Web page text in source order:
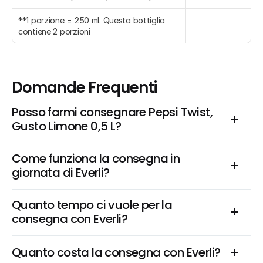
**1 porzione = 250 ml. Questa bottiglia
contiene 2 porzioni
Domande Frequenti
Posso farmi consegnare Pepsi Twist,
Gusto Limone 0,5 L?
Come funziona la consegna in
giornata di Everli?
Quanto tempo ci vuole per la
consegna con Everli?
Quanto costa la consegna con Everli?